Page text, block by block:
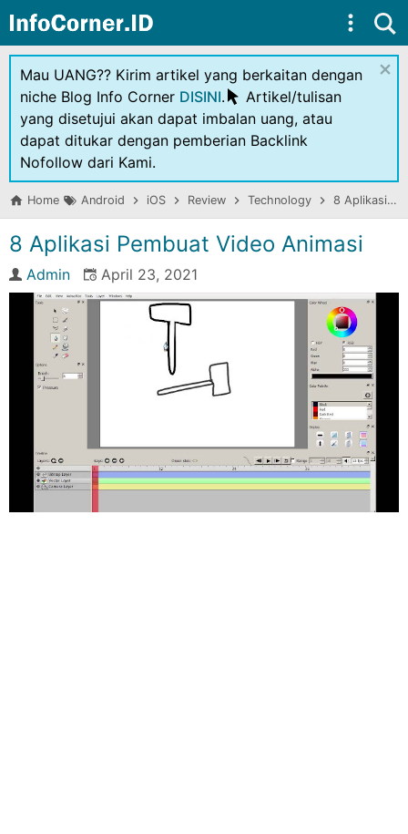
Skip to main content
Mau UANG?? Kirim artikel yang berkaitan dengan
niche Blog Info Corner DISINI.
Artikel/tulisan
yang disetujui akan dapat imbalan uang, atau
dapat ditukar dengan pemberian Backlink
Nofollow dari Kami.
×
Home Android iOS Review Technology 8 Aplikasi Pembuat Video Animasi
8 Aplikasi Pembuat Video Animasi
Admin April 23, 2021